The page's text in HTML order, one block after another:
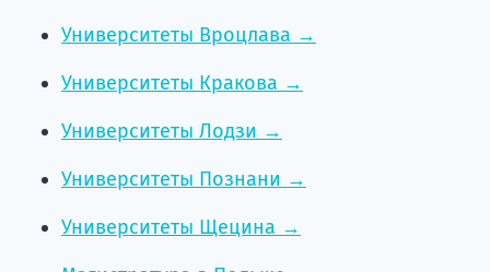
Университеты Вроцлава →
Университеты Кракова →
Университеты Лодзи →
Университеты Познани →
Университеты Щецина →